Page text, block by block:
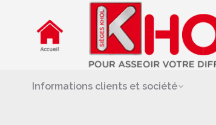
Informations clients et société
Informations clients et
Repose-